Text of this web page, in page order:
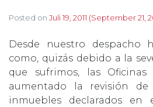
Posted on Juli 19, 2011 (September 21,
Desde nuestro despacho
como, quizás debido a la
que sufrimos, las Oficinas
aumentado la revisión
inmuebles declarados en